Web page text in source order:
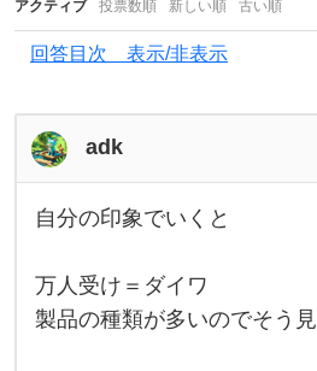
（
ダ
イ
ワ
）
か
H
I
アクティブ 投票数順 新しい順 古い順
回答目次 表示/非表示
adk
自
印
象
で
自分の印象でいくと
万人受け＝ダイワ
製品の種類が多いのでそう見